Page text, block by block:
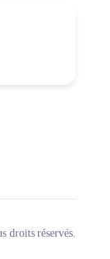
droits réservés.